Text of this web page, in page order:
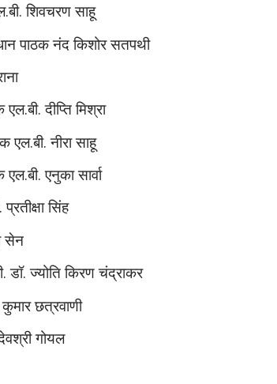
शिवचरण साहू
पाठक नंद किशोर सतपथी
दीप्ति मिश्रा
नीरा साहू
एनुका सार्वा
सिंह
सेन
डॉ. ज्योति किरण चंद्राकर
छत्रवाणी
गोयल